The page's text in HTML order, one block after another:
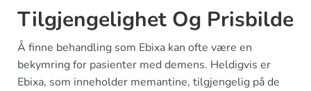
Tilgjengelighet Og Prisbilde
Å finne behandling som Ebixa kan ofte være en
bekymring for pasienter med demens. Heldigvis er
Ebixa, som inneholder memantine, tilgjengelig på de